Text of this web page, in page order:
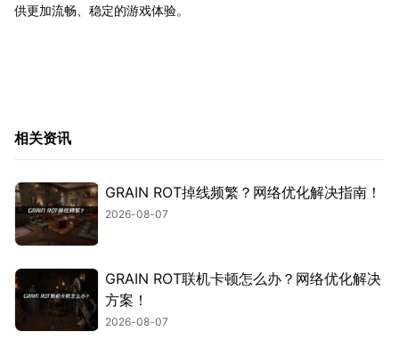
供更加流畅、稳定的游戏体验。
相关资讯
GRAIN ROT掉线频繁？网络优化解决指南！
2026-08-07
GRAIN ROT联机卡顿怎么办？网络优化解决
方案！
2026-08-07